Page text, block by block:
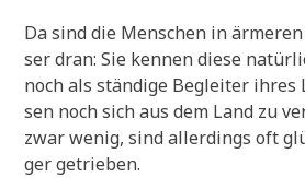
Da sind die Men­schen in
ser dran: Sie ken­nen die­se
noch als stän­di­ge Beglei­ter
sen noch sich aus dem Land zu
zwar wenig, sind aller­dings oft
ger getrieben.